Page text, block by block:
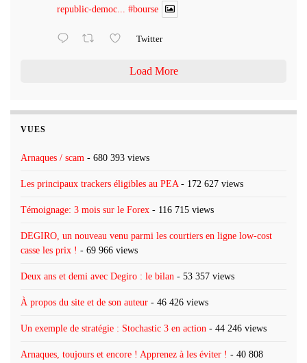
republic-democ...
#bourse
Twitter
Load More
VUES
Arnaques / scam - 680 393 views
Les principaux trackers éligibles au PEA- 172 627 views
Témoignage: 3 mois sur le Forex - 116 715 views
DEGIRO, un nouveau venu parmi les courtiers en ligne low-cost
casse les prix ! - 69 966 views
Deux ans et demi avec Degiro : le bilan - 53 357 views
À propos du site et de son auteur - 46 426 views
Un exemple de stratégie : Stochastic 3 en action - 44 246 views
Arnaques, toujours et encore ! Apprenez à les éviter ! - 40 808